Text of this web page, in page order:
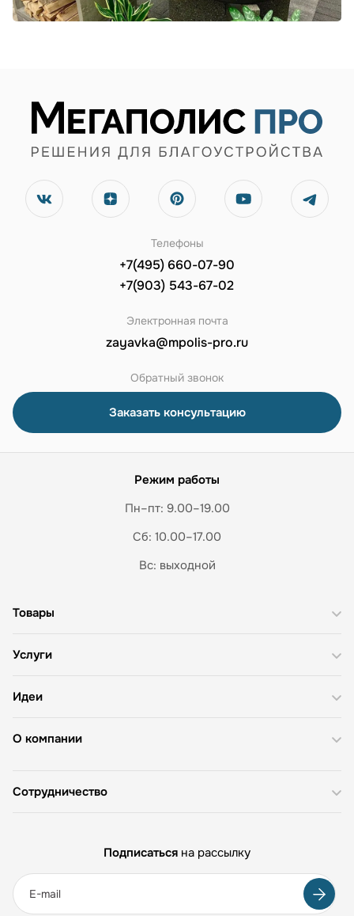
Телефоны
+7(495) 660-07-90
+7(903) 543-67-02
Электронная почта
zayavka@mpolis-pro.ru
Обратный звонок
Заказать консультацию
Режим работы
Пн–пт: 9.00–19.00
Сб: 10.00–17.00
Вс: выходной
О компании
Товары
Услуги
Идеи
Сотрудничество
Подписаться на рассылку